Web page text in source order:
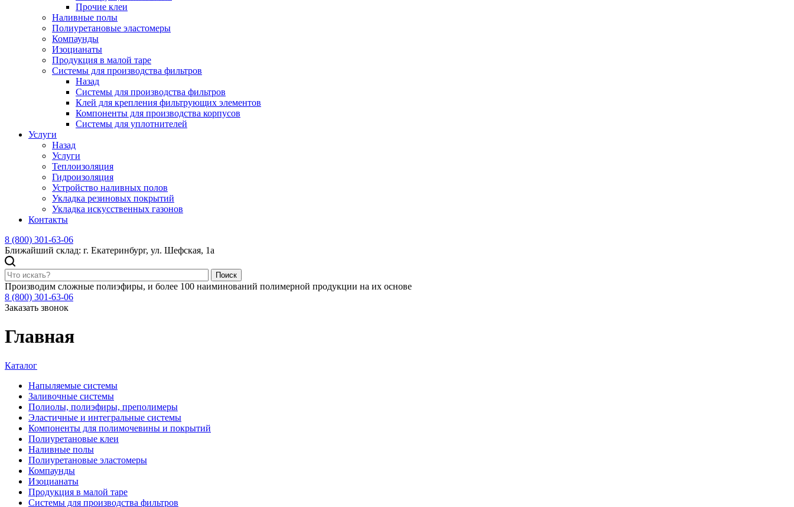
Прочие клеи
Наливные полы
Полиуретановые эластомеры
Компаунды
Изоцианаты
Продукция в малой таре
Системы для производства фильтров
Назад
Системы для производства фильтров
Клей для крепления фильтрующих элементов
Компоненты для производства корпусов
Системы для уплотнителей
Услуги
Назад
Услуги
Теплоизоляция
Гидроизоляция
Устройство наливных полов
Укладка резиновых покрытий
Укладка искусственных газонов
Контакты
8 (800) 301-63-06
Ближайший склад: г. Екатеринбург, ул. Шефская, 1а
Поиск
Производим сложные полиэфиры, и более 100 наиминований полимерной продукции на их основе
8 (800) 301-63-06
Заказать звонок
Главная
Каталог
Напыляемые системы
Заливочные системы
Полиолы, полиэфиры, преполимеры
Эластичные и интегральные системы
Компоненты для полимочевины и покрытий
Полиуретановые клеи
Наливные полы
Полиуретановые эластомеры
Компаунды
Изоцианаты
Продукция в малой таре
Системы для производства фильтров